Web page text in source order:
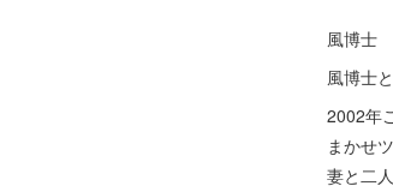
風博士
風博士
2002年
まかせ
妻と二